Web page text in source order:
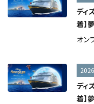
ディ
着】
オン
ディ
着】